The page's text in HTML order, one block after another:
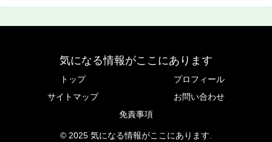
気になる情報がここにあります
トップ
プロフィール
サイトマップ
お問い合わせ
免責事項
© 2025 気になる情報がここにあります.